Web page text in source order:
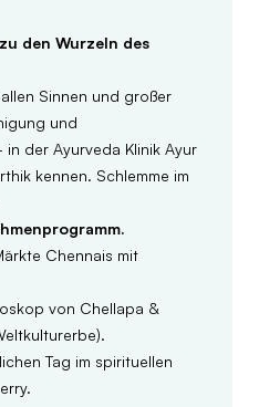
den Wurzeln des
Sinnen und großer
und
der Ayurveda Klinik Ayur
kennen. Schlemme im
Chennais mit
von Chellapa &
Tag im spirituellen